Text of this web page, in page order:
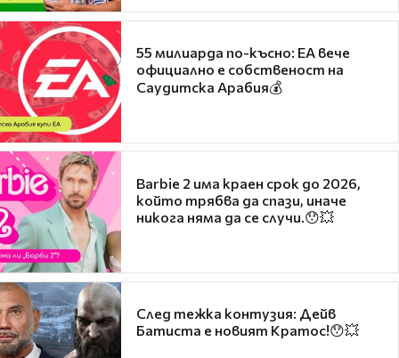
55 милиарда по-късно: EA вече
официално е собственост на
Саудитска Арабия💰
Barbie 2 има краен срок до 2026,
който трябва да спази, иначе
никога няма да се случи.😯💥
След тежка контузия: Дейв
Батиста е новият Кратос!😯💥